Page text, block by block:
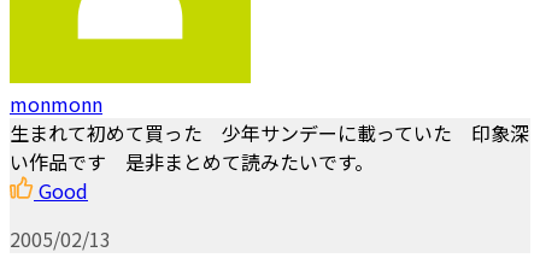
monmonn
生まれて初めて買った 少年サンデーに載っていた 印象深
い作品です 是非まとめて読みたいです。
Good
2005/02/13